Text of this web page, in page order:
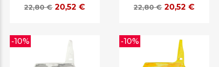
22,80 € 20,52 €
22,80 € 20,52 €
-10% -10%